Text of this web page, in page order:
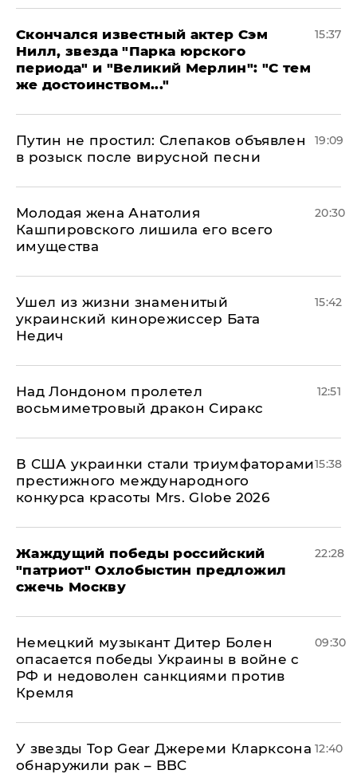
Скончался известный актер Сэм
Нилл, звезда "Парка юрского
периода" и "Великий Мерлин": "С тем
же достоинством..."
15:37
Путин не простил: Слепаков объявлен
в розыск после вирусной песни
19:09
Молодая жена Анатолия
Кашпировского лишила его всего
имущества
20:30
Ушел из жизни знаменитый
украинский кинорежиссер Бата
Недич
15:42
Над Лондоном пролетел
восьмиметровый дракон Сиракс
12:51
В США украинки стали триумфаторами
престижного международного
конкурса красоты Mrs. Globe 2026
15:38
Жаждущий победы российский
"патриот" Охлобыстин предложил
сжечь Москву
22:28
Немецкий музыкант Дитер Болен
опасается победы Украины в войне с
РФ и недоволен санкциями против
Кремля
09:30
У звезды Top Gear Джереми Кларксона
обнаружили рак – BBC
12:40